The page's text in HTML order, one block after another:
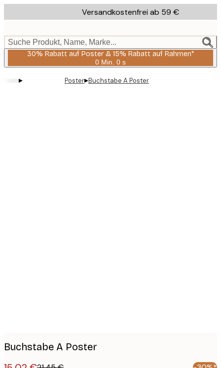
to
content.
Versandkostenfrei ab 59 €
Suche Produkt, Name, Marke...
30% Rabatt auf Poster & 15% Rabatt auf Rahmen*
0 Min. 0 s
Gültig
2026-
▸ Poster▸Buchstabe A Poster
Buchstabe A Poster